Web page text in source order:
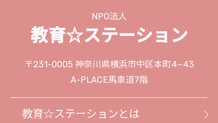
ゲームの世界を知ることは、子どもの
『今』を理解する第一歩！
勉強は好きじゃない…でも！４月から高校へ
NPO法人
教育☆ステーション
〒231-0005 神奈川県横浜市中区本町4−43
A-PLACE馬車道7階
教育☆ステーションとは